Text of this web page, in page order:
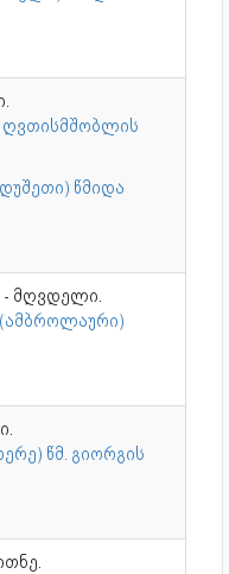
ღვთისმშობლის
წმიდა
მღვდელი.
(ამბროლაური)
წმ. გიორგის